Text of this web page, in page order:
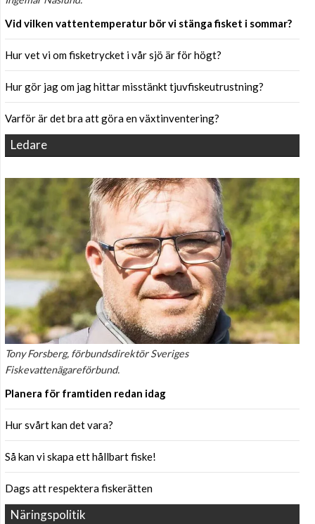
Vid vilken vattentemperatur bör vi stänga fisket i sommar?
Hur vet vi om fisketrycket i vår sjö är för högt?
Hur gör jag om jag hittar misstänkt tjuvfiskeutrustning?
Varför är det bra att göra en växtinventering?
Ledare
Tony Forsberg, förbundsdirektör Sveriges
Fiskevattenägareförbund.
Planera för framtiden redan idag
Hur svårt kan det vara?
Så kan vi skapa ett hållbart fiske!
Dags att respektera fiskerätten
Näringspolitik